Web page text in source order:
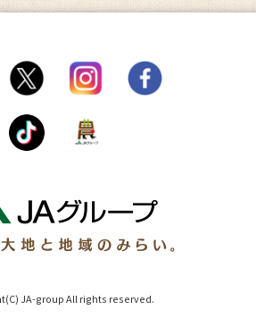
JA-group All rights reserved.